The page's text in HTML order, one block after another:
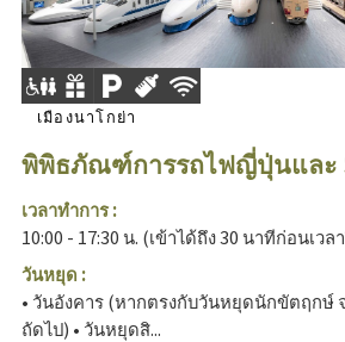
เมืองนาโกย่า
พิพิธภัณฑ์การรถไฟญี่ปุ่นและ
เวลาทำการ :
10:00 - 17:30 น. (เข้าได้ถึง 30 นาทีก่อนเว
วันหยุด :
• วันอังคาร (หากตรงกับวันหยุดนักขัตฤกษ์
ถัดไป) • วันหยุดสิ...